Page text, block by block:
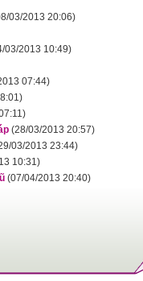
03/2013 20:06)
03/2013 10:49)
07:44)
(28/03/2013 20:57)
03/2013 23:44)
10:31)
(07/04/2013 20:40)